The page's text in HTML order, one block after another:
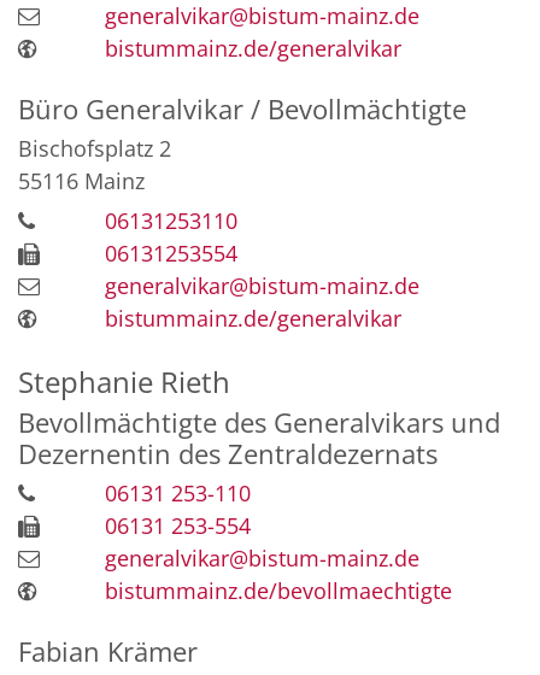
generalvikar@bistum-mainz.de
bistummainz.de/generalvikar
Büro Generalvikar / Bevollmächtigte
Bischofsplatz 2
55116 Mainz
06131253110
06131253554
generalvikar@bistum-mainz.de
bistummainz.de/generalvikar
Stephanie Rieth
Bevollmächtigte des Generalvikars und
Dezernentin des Zentraldezernats
06131 253-110
06131 253-554
generalvikar@bistum-mainz.de
bistummainz.de/bevollmaechtigte
Fabian Krämer